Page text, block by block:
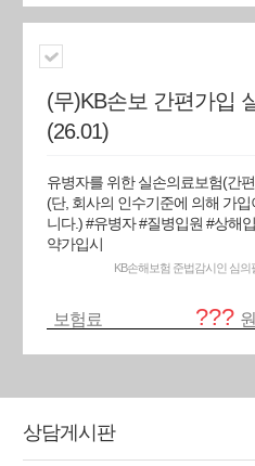
(무)KB손보 간편가입
(26.01)
유병자를 위한 실손의료보험(간
(단, 회사의 인수기준에 의해 가
니다.) #유병자 #질병입원 #상해
약가입시
KB손해보험 준법감시인 심의
보험료 ??? 원
상담게시판